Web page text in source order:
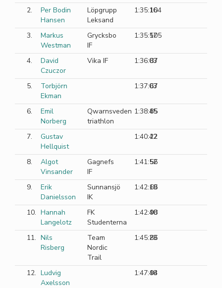
2.
Per Bodin
Hansen
Löpgrupp
Leksand
1:35:16
104
3.
Markus
Westman
Grycksbo
IF
1:35:57
105
4.
David
Czuczor
Vika IF 1:36:03
87
5.
Torbjörn
Ekman
1:37:03
67
6.
Emil
Norberg
Qwarnsveden
triathlon
1:38:45
85
7.
Gustav
Hellquist
1:40:42
22
8.
Algot
Vinsander
Gagnefs
IF
1:41:52
56
9.
Erik
Danielsson
Sunnansjö
IK
1:42:19
66
10. Hannah
Langelotz
FK
Studenterna
1:42:40
98
11. Nils
Risberg
Team
Nordic
Trail
1:45:23
86
12. Ludvig
Axelsson
1:47:48
94